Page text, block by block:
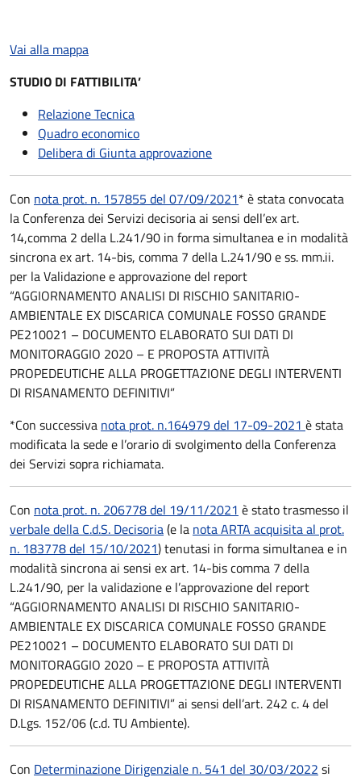
Vai alla mappa
STUDIO DI FATTIBILITA’
Relazione Tecnica
Quadro economico
Delibera di Giunta approvazione
Con nota prot. n. 157855 del 07/09/2021* è stata convocata
la Conferenza dei Servizi decisoria ai sensi dell’ex art.
14,comma 2 della L.241/90 in forma simultanea e in modalità
sincrona ex art. 14-bis, comma 7 della L.241/90 e ss. mm.ii.
per la Validazione e approvazione del report
“AGGIORNAMENTO ANALISI DI RISCHIO SANITARIO-
AMBIENTALE EX DISCARICA COMUNALE FOSSO GRANDE
PE210021 – DOCUMENTO ELABORATO SUI DATI DI
MONITORAGGIO 2020 – E PROPOSTA ATTIVITÀ
PROPEDEUTICHE ALLA PROGETTAZIONE DEGLI INTERVENTI
DI RISANAMENTO DEFINITIVI”
*Con successiva nota prot. n.164979 del 17-09-2021 è stata
modificata la sede e l’orario di svolgimento della Conferenza
dei Servizi sopra richiamata.
Con nota prot. n. 206778 del 19/11/2021 è stato trasmesso il
verbale della C.d.S. Decisoria(e la nota ARTA acquisita al prot.
n. 183778 del 15/10/2021) tenutasi in forma simultanea e in
modalità sincrona ai sensi ex art. 14-bis comma 7 della
L.241/90, per la validazione e l’approvazione del report
“AGGIORNAMENTO ANALISI DI RISCHIO SANITARIO-
AMBIENTALE EX DISCARICA COMUNALE FOSSO GRANDE
PE210021 – DOCUMENTO ELABORATO SUI DATI DI
MONITORAGGIO 2020 – E PROPOSTA ATTIVITÀ
PROPEDEUTICHE ALLA PROGETTAZIONE DEGLI INTERVENTI
DI RISANAMENTO DEFINITIVI” ai sensi dell’art. 242 c. 4 del
D.Lgs. 152/06 (c.d. TU Ambiente).
Con Determinazione Dirigenziale n. 541 del 30/03/2022 si